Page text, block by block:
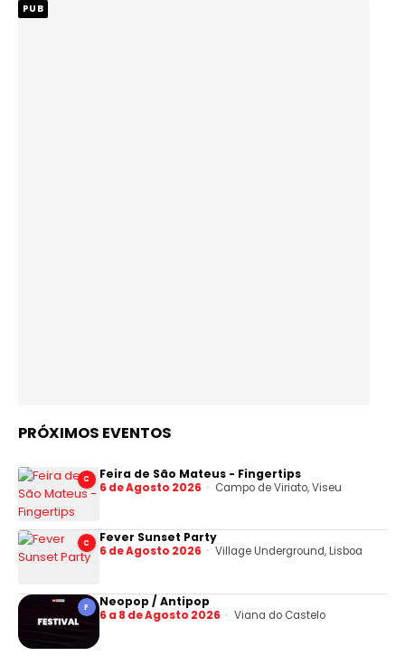
PUB
PRÓXIMOS EVENTOS
C Feira de São Mateus - Fingertips
6 de Agosto 2026 Campo de Viriato, Viseu
C Fever Sunset Party
6 de Agosto 2026 Village Underground, Lisboa
F Neopop / Antipop
6 a 8 de Agosto 2026 Viana do Castelo